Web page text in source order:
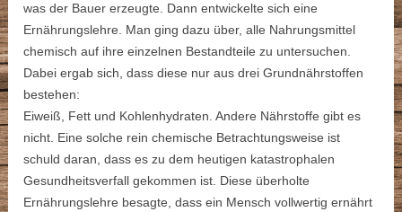
was der Bauer erzeugte. Dann entwickelte sich eine
Ernährungslehre. Man ging dazu über, alle Nahrungsmittel
chemisch auf ihre einzelnen Bestandteile zu untersuchen.
Dabei ergab sich, dass diese nur aus drei Grundnährstoffen
bestehen:
Eiweiß, Fett und Kohlenhydraten. Andere Nährstoffe gibt es
nicht. Eine solche rein chemische Betrachtungsweise ist
schuld daran, dass es zu dem heutigen katastrophalen
Gesundheitsverfall gekommen ist. Diese überholte
Ernährungslehre besagte, dass ein Mensch vollwertig ernährt